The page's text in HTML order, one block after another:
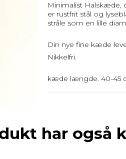
Minimalist Halskæde,
er rustfrit stål og
stråle som en lille
Din nye fine kæde
Nikkelfri.
kæde længde. 40-45
har også